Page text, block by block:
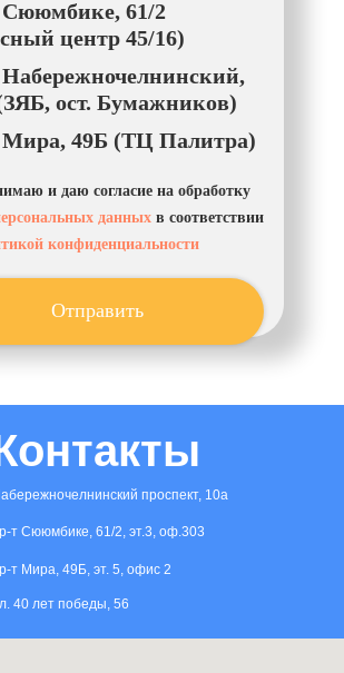
61/2
центр 45/16)
ост. Бумажников)
Мира, 49Б (ТЦ Палитра)
и даю согласие на обработку
данных в соответствии
конфиденциальности
Отправить
проспект, 10а
т Сююмбике, 61/2, эт.3, оф.303
т Мира, 49Б, эт. 5, офис 2
40 лет победы, 56